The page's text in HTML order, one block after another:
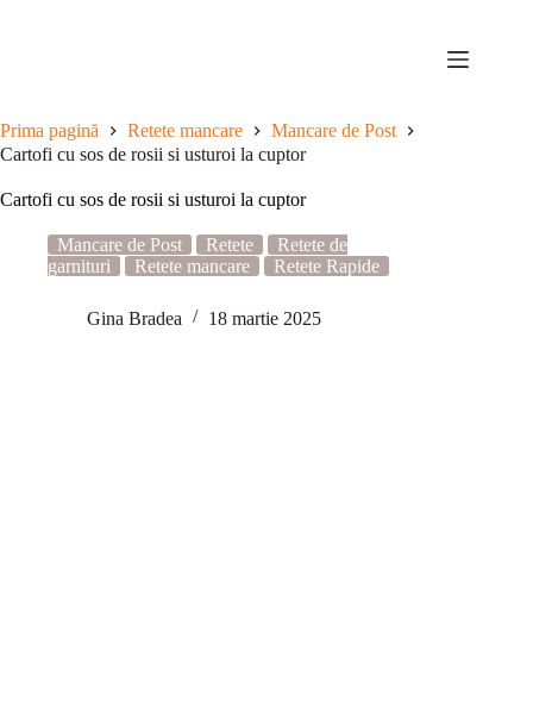
Prima pagină Retete mancare
Mancare de Post
Cartofi cu sos de rosii si usturoi la cuptor
Cartofi cu sos de rosii si usturoi la cuptor
Mancare de Post Retete
Retete de
garnituri
Retete mancare Retete Rapide
Gina Bradea 18 martie 2025